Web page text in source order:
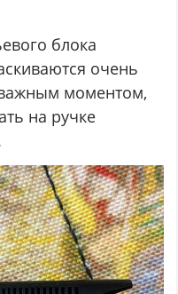
блока
очень
моментом,
на ручке